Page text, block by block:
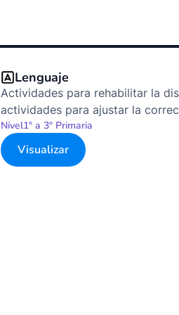
Lenguaje
Actividades para rehabilitar la
actividades para ajustar la
Nivel1º a 3º Primaria
Visualizar